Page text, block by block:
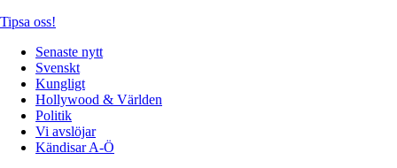
Tipsa oss!
Senaste nytt
Svenskt
Kungligt
Hollywood & Världen
Politik
Vi avslöjar
Kändisar A-Ö